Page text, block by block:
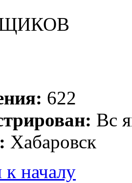
622
Вс
Хабаровск
к началу